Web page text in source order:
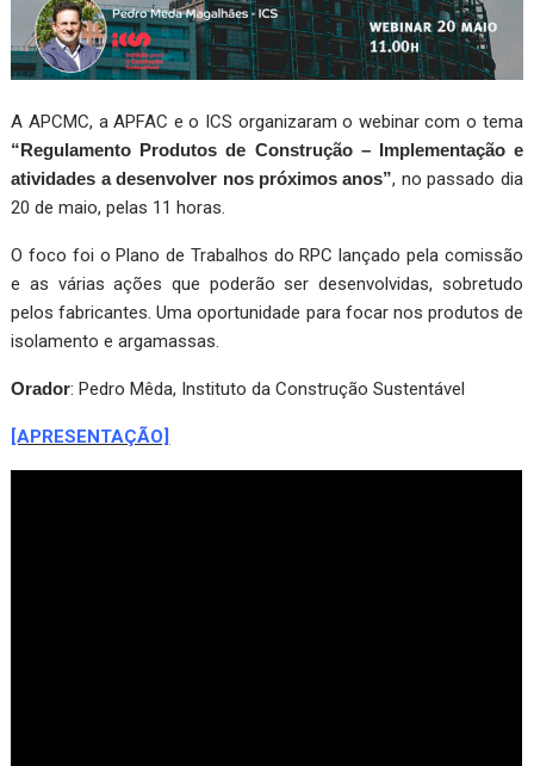
A APCMC, a APFAC e o ICS organizaram o webinar com o tema
“Regulamento Produtos de Construção – Implementação e
atividades a desenvolver nos próximos anos”, no passado dia
20 de maio, pelas 11 horas.
O foco foi o Plano de Trabalhos do RPC lançado pela comissão
e as várias ações que poderão ser desenvolvidas, sobretudo
pelos fabricantes. Uma oportunidade para focar nos produtos de
isolamento e argamassas.
Orador: Pedro Mêda, Instituto da Construção Sustentável
[APRESENTAÇÃO]